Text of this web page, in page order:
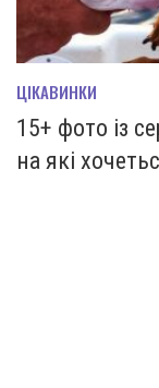
ЦІКАВИНКИ
15+ фото із
на які